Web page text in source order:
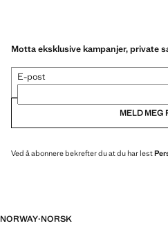
Motta eksklusive kampanjer, private
E-post
MELD MEG
Ved å abonnere bekrefter du at du har lest
NORWAY·NORSK